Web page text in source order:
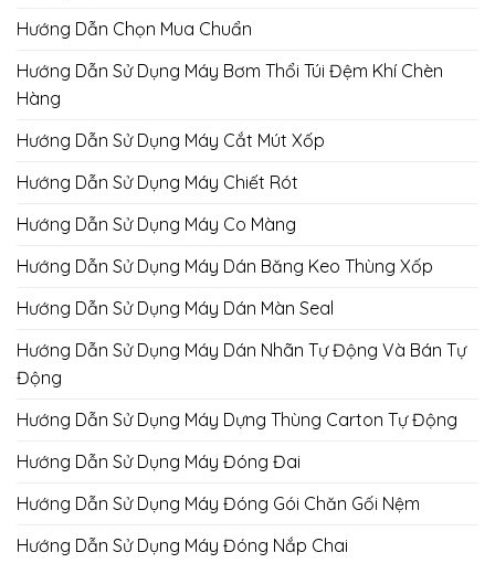
Hướng Dẫn Chọn Mua Chuẩn
Hướng Dẫn Sử Dụng Máy Bơm Thổi Túi Đệm Khí Chèn
Hàng
Hướng Dẫn Sử Dụng Máy Cắt Mút Xốp
Hướng Dẫn Sử Dụng Máy Chiết Rót
Hướng Dẫn Sử Dụng Máy Co Màng
Hướng Dẫn Sử Dụng Máy Dán Băng Keo Thùng Xốp
Hướng Dẫn Sử Dụng Máy Dán Màn Seal
Hướng Dẫn Sử Dụng Máy Dán Nhãn Tự Động Và Bán Tự
Động
Hướng Dẫn Sử Dụng Máy Dựng Thùng Carton Tự Động
Hướng Dẫn Sử Dụng Máy Đóng Đai
Hướng Dẫn Sử Dụng Máy Đóng Gói Chăn Gối Nệm
Hướng Dẫn Sử Dụng Máy Đóng Nắp Chai